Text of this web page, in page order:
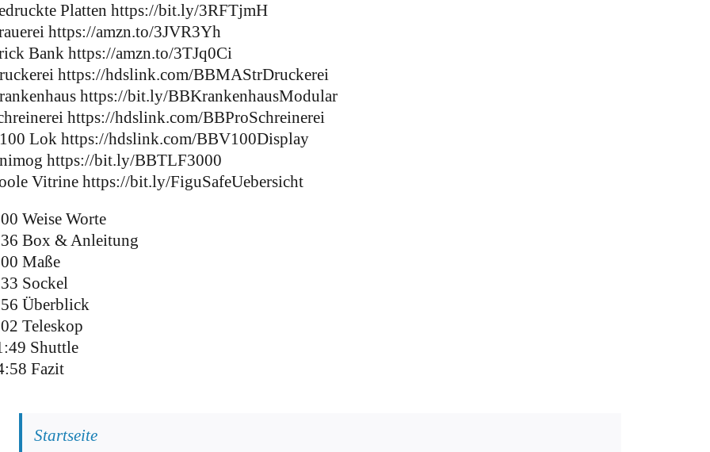
Platten https://bit.ly/3RFTjmH
https://amzn.to/3JVR3Yh
Bank https://amzn.to/3TJq0Ci
https://hdslink.com/BBMAStrDruckerei
https://bit.ly/BBKrankenhausModular
https://hdslink.com/BBProSchreinerei
Lok https://hdslink.com/BBV100Display
https://bit.ly/BBTLF3000
Vitrine https://bit.ly/FiguSafeUebersicht
Weise Worte
Box & Anleitung
Maße
Sockel
Überblick
Teleskop
Shuttle
Fazit
Startseite